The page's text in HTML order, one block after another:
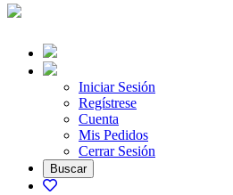
Iniciar Sesión
Regístrese
Cuenta
Mis Pedidos
Cerrar Sesión